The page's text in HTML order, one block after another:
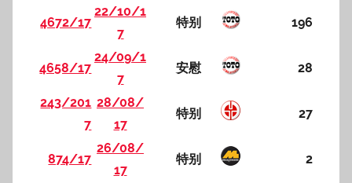
4672/17
22/10/1
7
特别 196
4658/17
24/09/1
7
安慰 28
243/201
7
28/08/
17
特别 27
874/17
26/08/
17
特别 2